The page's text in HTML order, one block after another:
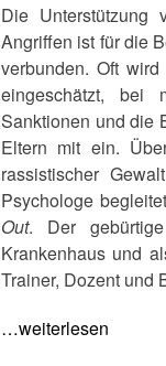
Die Unterstützung
Angriffen ist für die
verbunden. Oft
eingeschätzt, bei
Sanktionen und die
Eltern mit ein.
rassistischer
Psychologe
Out. Der
Krankenhaus und
Trainer, Dozent und
…weiterlesen